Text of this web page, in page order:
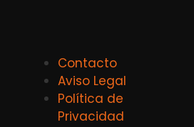
Contacto
Aviso Legal
Política de
Privacidad